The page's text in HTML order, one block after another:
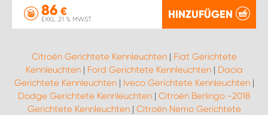
86 €
EXKL. 21 % MWST. HINZUFÜGEN
Citroën Gerichtete Kennleuchten| Fiat Gerichtete
Kennleuchten| Ford Gerichtete Kennleuchten| Dacia
Gerichtete Kennleuchten| Iveco Gerichtete Kennleuchten|
Dodge Gerichtete Kennleuchten | Citroën Berlingo -2018
Gerichtete Kennleuchten| Citroën Nemo Gerichtete